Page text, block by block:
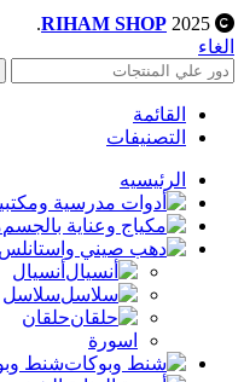
RIHAM SHOP
.
الغاء
القائمة
التصنيفات
الرئيسيه
أنسيال
سلاسل
حلقان
اسورة
شنط